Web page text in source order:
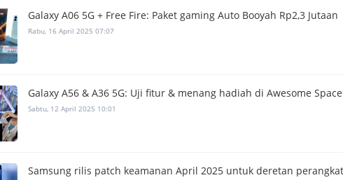
Galaxy A06 5G + Free Fire: Paket gaming Auto Booyah Rp2,3 Jutaan
Rabu, 16 April 2025 07:07
Galaxy A56 & A36 5G: Uji fitur & menang hadiah di Awesome
Sabtu, 12 April 2025 10:01
Samsung rilis patch keamanan April 2025 untuk deretan